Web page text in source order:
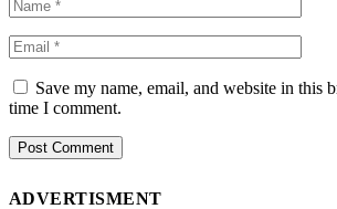
Save my name, email, and website in this
time I comment.
ADVERTISMENT